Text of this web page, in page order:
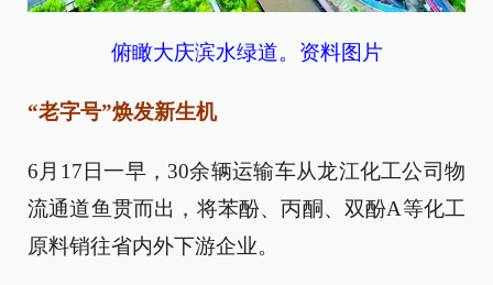
俯瞰大庆滨水绿道。资料图片
“老字号”焕发新生机
6月17日一早，30余辆运输车从龙江化工公司物
流通道鱼贯而出，将苯酚、丙酮、双酚A等化工
原料销往省内外下游企业。